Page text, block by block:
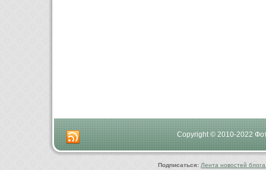
Copyright © 2010-2022
Подписаться: Лента новостей